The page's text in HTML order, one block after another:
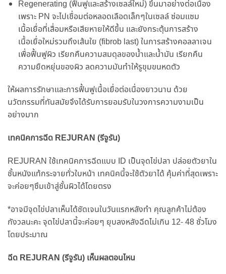
Regenerating (ฟื้นฟูและสร้างเซลล์ใหม่) ขึ้นมาอย่างต่อเนื่อง
เพราะ PN จะไปเชื่อมต่อหลอดเลือดเล็กๆในเซลล์ ซ่อมแซม
เนื้อเยื่อที่เสื่อมหรือเสียหายให้ดีขึ้น และยังกระตุ้นการสร้าง
เนื้อเยื่อใหม่รวมถึงเส้นใย (fibrob last) ในการสร้างคอลลาเจน
เพื่อฟื้นฟูผิว เรียกคืนความสมดุลของน้ำและน้ำมัน เรียกคืน
ความยืดหยุ่นของผิว ลดความมันทำให้รูขุมขนหดตัว
ให้ผลการรักษาและการฟื้นฟูเนื้อเยื่อต่อเนื่องยาวนาน ด้วย
นวัตกรรมที่ทันสมัยจึงได้รับการยอมรับในวงการความงามเป็น
อย่างมาก
เทคนิคการฉีด REJURAN (รีจูรัน)
REJURAN ใช้เทคนิคการฉีดแบบ ID เป็นจุดไข่ปลา ปล่อยตัวยาใน
ชั้นหนังแท้กระจายทั่วใบหน้า เทคนิคนี้จะใช้ตัวยาได้ คุ้มค่าที่สุดเพราะ
จะค่อยๆซึมเข้าสู่ชั้นผิวได้โดยตรง
*อาจมีจุดไข่ปลาเห็นได้ชัดเจนในวันแรกหลังทำ คุณลูกค้าไม่ต้อง
กังวลนะคะ จุดไข่ปลานี้จะค่อยๆ ยุบลงหลังฉีดไม่เกิน 12- 48 ชั่วโมง
โดยประมาณ
ฉีด REJURAN (รีจูรัน) เห็นผลตอนไหน